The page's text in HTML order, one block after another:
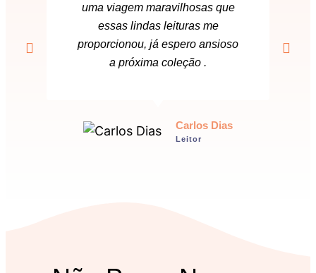
uma viagem maravilhosas que
essas lindas leituras me
proporcionou, já espero ansioso
a próxima coleção .
Carlos Dias
Leitor